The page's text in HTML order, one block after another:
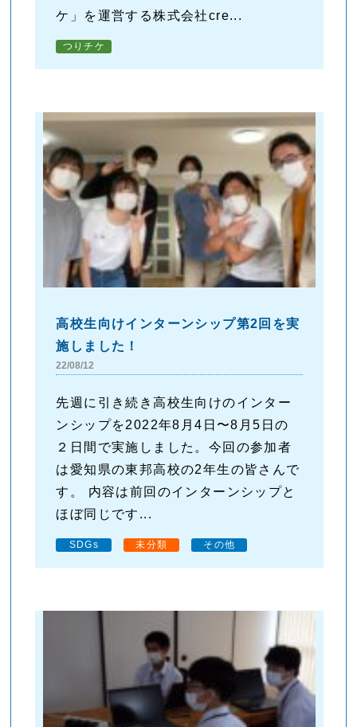
ケ」を運営する株式会社cre...
つりチケ
高校生向けインターンシップ第2回を実
施しました！
22/08/12
先週に引き続き高校生向けのインター
ンシップを2022年8月4日〜8月5日の
２日間で実施しました。今回の参加者
は愛知県の東邦高校の2年生の皆さんで
す。 内容は前回のインターンシップと
ほぼ同じです...
SDGs 未分類 その他